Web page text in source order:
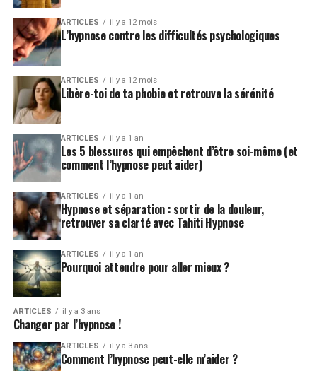
ARTICLES il y a 12 mois
L’hypnose contre les difficultés psychologiques
ARTICLES il y a 12 mois
Libère-toi de ta phobie et retrouve la sérénité
ARTICLES il y a 1 an
Les 5 blessures qui empêchent d’être soi-même (et
comment l’hypnose peut aider)
ARTICLES il y a 1 an
Hypnose et séparation : sortir de la douleur,
retrouver sa clarté avec Tahiti Hypnose
ARTICLES il y a 1 an
Pourquoi attendre pour aller mieux ?
ARTICLES il y a 3 ans
Changer par l’hypnose !
ARTICLES il y a 3 ans
Comment l’hypnose peut-elle m’aider ?